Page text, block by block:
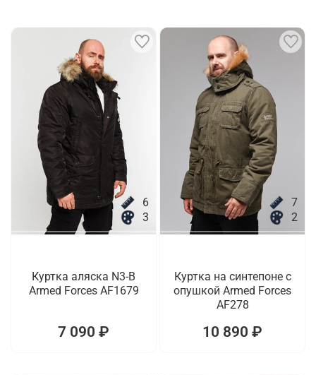
6
3
Куртка аляска N3-B
Armed Forces AF1679
7 090 ₽
7
2
Куртка на синтепоне с
опушкой Armed Forces
AF278
10 890 ₽